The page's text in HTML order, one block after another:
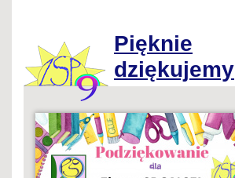
Pięknie
dziękujemy